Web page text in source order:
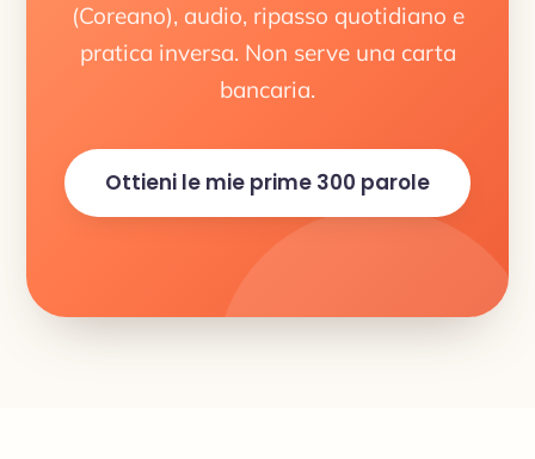
(Coreano), audio, ripasso quotidiano e
pratica inversa. Non serve una carta
bancaria.
Ottieni le mie prime 300 parole